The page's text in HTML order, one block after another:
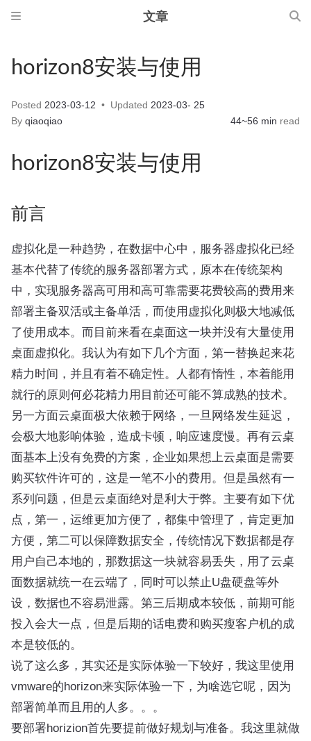
文章
horizon8安装与使用
Posted 2023-03-12 Updated 2023-03- 25
By qiaoqiao 44~56 min read
horizon8安装与使用
前言
虚拟化是一种趋势，在数据中心中，服务器虚拟化已经
基本代替了传统的服务器部署方式，原本在传统架构
中，实现服务器高可用和高可靠需要花费较高的费用来
部署主备双活或主备单活，而使用虚拟化则极大地减低
了使用成本。而目前来看在桌面这一块并没有大量使用
桌面虚拟化。我认为有如下几个方面，第一替换起来花
精力时间，并且有着不确定性。人都有惰性，本着能用
就行的原则何必花精力用目前还可能不算成熟的技术。
另一方面云桌面极大依赖于网络，一旦网络发生延迟，
会极大地影响体验，造成卡顿，响应速度慢。再有云桌
面基本上没有免费的方案，企业如果想上云桌面是需要
购买软件许可的，这是一笔不小的费用。但是虽然有一
系列问题，但是云桌面绝对是利大于弊。主要有如下优
点，第一，运维更加方便了，都集中管理了，肯定更加
方便，第二可以保障数据安全，传统情况下数据都是存
用户自己本地的，那数据这一块就容易丢失，用了云桌
面数据就统一在云端了，同时可以禁止U盘硬盘等外
设，数据也不容易泄露。第三后期成本较低，前期可能
投入会大一点，但是后期的话电费和购买瘦客户机的成
本是较低的。
说了这么多，其实还是实际体验一下较好，我这里使用
vmware的horizon来实际体验一下，为啥选它呢，因为
部署简单而且用的人多。。。
要部署horizion首先要提前做好规划与准备。我这里就做